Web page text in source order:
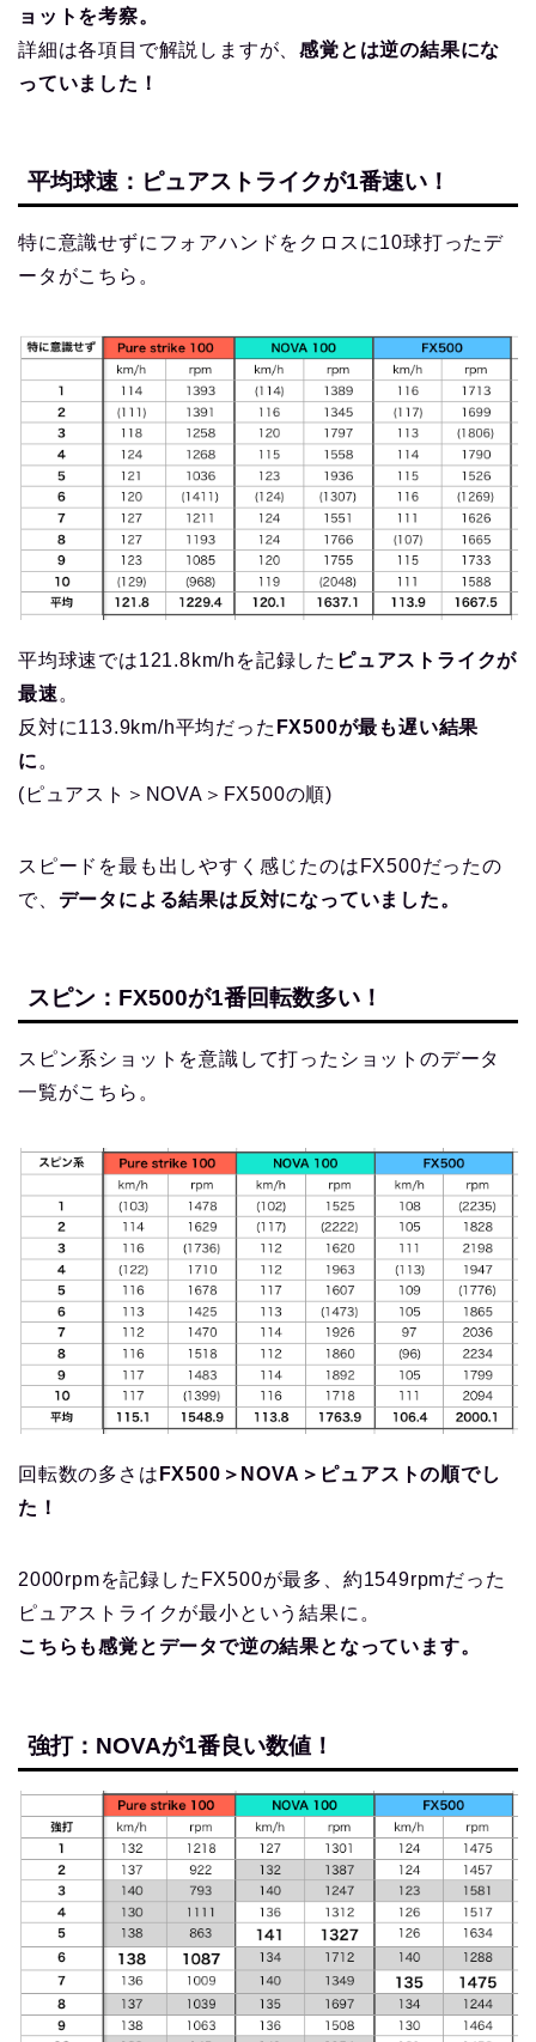
ョットを考察。
詳細は各項目で解説しますが、感覚とは逆の結果にな
っていました！
平均球速：ピュアストライクが1番速い！
特に意識せずにフォアハンドをクロスに10球打ったデ
ータがこちら。
平均球速では121.8km/hを記録した ピュアストライクが
最速 。
反対に113.9km/h平均だった FX500が最も遅い結果
に 。
(ピュアスト＞NOVA＞FX500の順)
スピードを最も出しやすく感じたのはFX500だったの
で、 データによる結果は反対になっていました。
スピン：FX500が1番回転数多い！
スピン系ショットを意識して打ったショットのデータ
一覧がこちら。
回転数の多さは FX500＞NOVA＞ピュアストの順でし
た！
2000rpmを記録したFX500が最多、約1549rpmだった
ピュアストライクが最小という結果に。
こちらも感覚とデータで逆の結果となっています。
強打：NOVAが1番良い数値！